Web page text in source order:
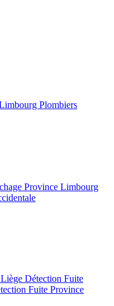
Plombiers
Province Limbourg
Détection Fuite
Fuite Province